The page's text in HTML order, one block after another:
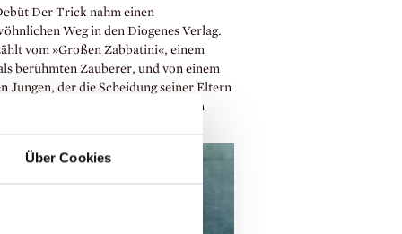
Über Cookies
Der Trick nahm einen
Weg in den Diogenes Verlag.
vom »Großen Zabbatini«, einem
berühmten Zauberer, und von einem
Jungen, der die Scheidung seiner Eltern
will. Autor Emanuel Bergmann